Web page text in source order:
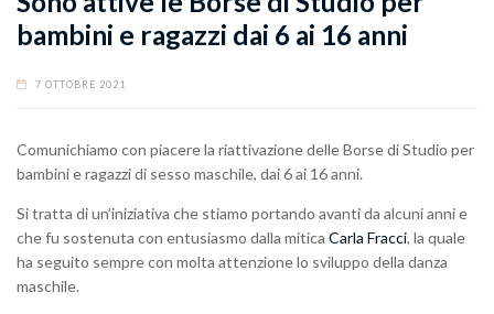
bambini e ragazzi dai 6 ai 16 anni
7 OTTOBRE 2021
Comunichiamo con piacere la riattivazione delle Borse di Studio per
bambini e ragazzi di sesso maschile, dai 6 ai 16 anni.
Si tratta di un’iniziativa che stiamo portando avanti da alcuni anni e
che fu sostenuta con entusiasmo dalla mitica Carla Fracci, la quale
ha seguito sempre con molta attenzione lo sviluppo della danza
maschile.